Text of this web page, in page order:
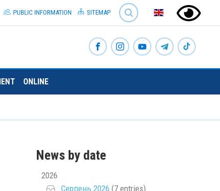
SEARCH
PUBLIC INFORMATION SITEMAP
ONLINE
News by date
2026
Серпень 2026 (7 entries)